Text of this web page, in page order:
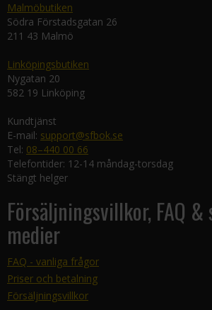
Malmöbutiken
Södra Förstadsgatan 26
211 43 Malmö
Linköpingsbutiken
Nygatan 20
582 19 Linköping
Kundtjänst
E-mail: support@sfbok.se
Tel: 08–440 00 66
Telefontider: 12-14 måndag-torsdag
Stängt helger
Försäljningsvillkor, FAQ &
medier
FAQ - vanliga frågor
Priser och betalning
Försäljningsvillkor